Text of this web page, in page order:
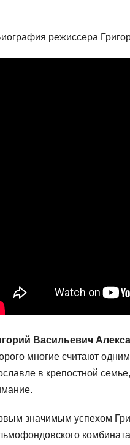
Васильевич
многие считают
в крепостной
значимым успехом